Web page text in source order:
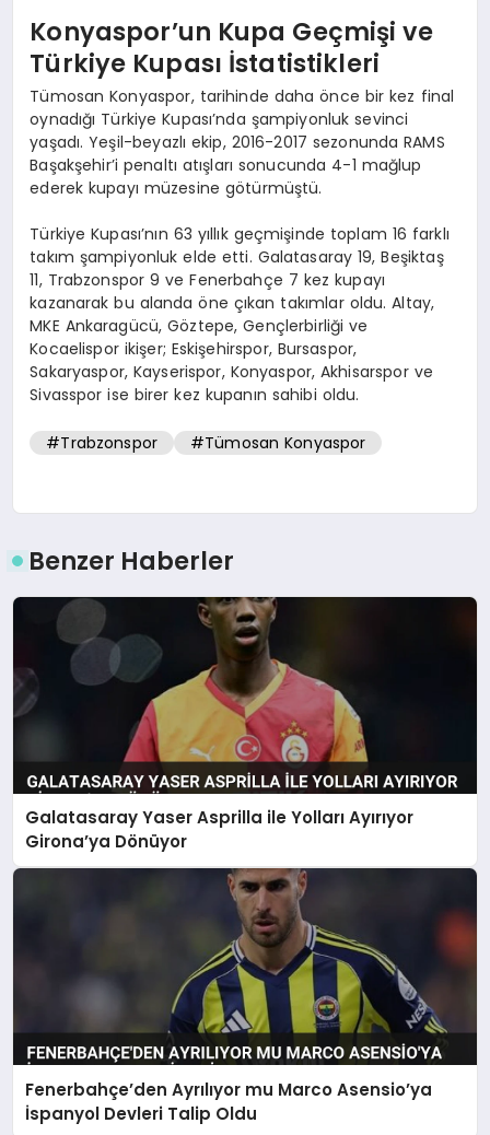
Konyaspor’un Kupa Geçmişi ve
Türkiye Kupası İstatistikleri
Tümosan Konyaspor, tarihinde daha önce bir kez final
oynadığı Türkiye Kupası’nda şampiyonluk sevinci
yaşadı. Yeşil-beyazlı ekip, 2016-2017 sezonunda RAMS
Başakşehir’i penaltı atışları sonucunda 4-1 mağlup
ederek kupayı müzesine götürmüştü.
Türkiye Kupası’nın 63 yıllık geçmişinde toplam 16 farklı
takım şampiyonluk elde etti. Galatasaray 19, Beşiktaş
11, Trabzonspor 9 ve Fenerbahçe 7 kez kupayı
kazanarak bu alanda öne çıkan takımlar oldu. Altay,
MKE Ankaragücü, Göztepe, Gençlerbirliği ve
Kocaelispor ikişer; Eskişehirspor, Bursaspor,
Sakaryaspor, Kayserispor, Konyaspor, Akhisarspor ve
Sivasspor ise birer kez kupanın sahibi oldu.
#Trabzonspor #Tümosan Konyaspor
Benzer Haberler
Galatasaray Yaser Asprilla ile Yolları Ayırıyor
Girona’ya Dönüyor
Fenerbahçe’den Ayrılıyor mu Marco Asensio’ya
İspanyol Devleri Talip Oldu